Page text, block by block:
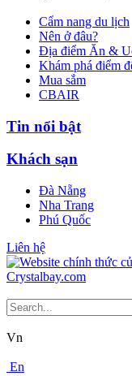
Cẩm nang du lịch
Nên ở đâu?
Địa điểm Ăn &
Khám phá điểm
Mua sắm
CBAIR
Tin nổi bật
Khách sạn
Đà Nẵng
Nha Trang
Phú Quốc
Liên hệ
Vn
En